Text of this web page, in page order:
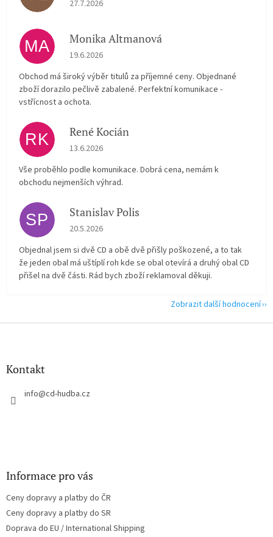
27.7.2026
MA Monika Altmanová
Hodnocení obchodu je 5 z 5 hvězdiček.
19.6.2026
Obchod má široký výběr titulů za příjemné ceny. Objednané
zboží dorazilo pečlivě zabalené. Perfektní komunikace -
vstřícnost a ochota.
RK René Kocián
Hodnocení obchodu je 5 z 5 hvězdiček.
13.6.2026
Vše proběhlo podle komunikace. Dobrá cena, nemám k
obchodu nejmenších výhrad.
SP Stanislav Polis
Hodnocení obchodu je 2 z 5 hvězdiček.
20.5.2026
Objednal jsem si dvě CD a obě dvě přišly poškozené, a to tak
že jeden obal má uštíplí roh kde se obal otevírá a druhý obal CD
přišel na dvě části. Rád bych zboží reklamoval děkuji.
Zobrazit další hodnocení
Z
Kontakt
info@cd-hudba.cz
Informace pro vás
Ceny dopravy a platby do ČR
Ceny dopravy a platby do SR
Doprava do EU / International Shipping